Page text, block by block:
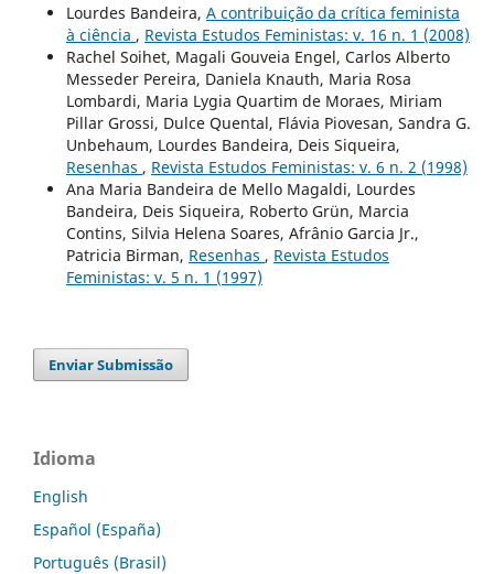
Lourdes Bandeira, A contribuição da crítica feminista
à ciência , Revista Estudos Feministas: v. 16 n. 1 (2008)
Rachel Soihet, Magali Gouveia Engel, Carlos Alberto
Messeder Pereira, Daniela Knauth, Maria Rosa
Lombardi, Maria Lygia Quartim de Moraes, Miriam
Pillar Grossi, Dulce Quental, Flávia Piovesan, Sandra G.
Unbehaum, Lourdes Bandeira, Deis Siqueira,
Resenhas , Revista Estudos Feministas: v. 6 n. 2 (1998)
Ana Maria Bandeira de Mello Magaldi, Lourdes
Bandeira, Deis Siqueira, Roberto Grün, Marcia
Contins, Silvia Helena Soares, Afrânio Garcia Jr.,
Patricia Birman, Resenhas , Revista Estudos
Feministas: v. 5 n. 1 (1997)
Enviar Submissão
Idioma
English
Español (España)
Português (Brasil)